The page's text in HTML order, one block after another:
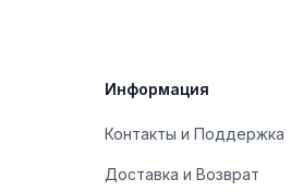
Информация
Контакты и Поддержка
Доставка и Возврат